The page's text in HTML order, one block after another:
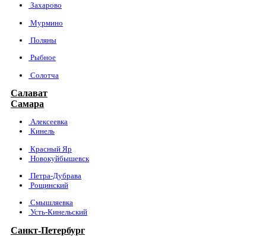
Захарово
Мурмино
Поляны
Рыбное
Солотча
Салават
Самара
Алексеевка
Кинель
Красный Яр
Новокуйбышевск
Петра-Дубрава
Рощинский
Смышляевка
Усть-Кинельский
Санкт-Петербург